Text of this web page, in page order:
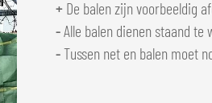
+ De balen zijn voorbeeldig
-Alle balen dienen staand te
-Tussen net en balen moet